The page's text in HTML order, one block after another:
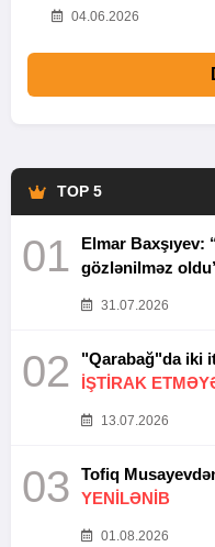
04.06.2026
TOP 5
01
Elmar Baxşıyev:
gözlənilməz
31.07.2026
02 "Qarabağ"da iki
İŞTİRAK
13.07.2026
03
YENİLƏNİB
01.08.2026